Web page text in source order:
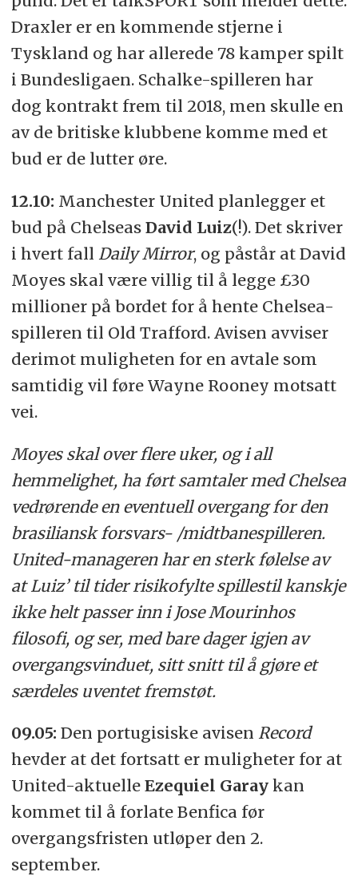
Draxler er en kommende stjerne i
Tyskland og har allerede 78 kamper spilt
i Bundesligaen. Schalke-spilleren har
dog kontrakt frem til 2018, men skulle en
av de britiske klubbene komme med et
bud er de lutter øre.
12.10: Manchester United planlegger et
bud på Chelseas David Luiz(!). Det skriver
i hvert fall Daily Mirror, og påstår at David
Moyes skal være villig til å legge £30
millioner på bordet for å hente Chelsea-
spilleren til Old Trafford. Avisen avviser
derimot muligheten for en avtale som
samtidig vil føre Wayne Rooney motsatt
vei.
Moyes skal over flere uker, og i all
hemmelighet, ha ført samtaler med Chelsea
vedrørende en eventuell overgang for den
brasiliansk forsvars- /midtbanespilleren.
United-manageren har en sterk følelse av
at Luiz’ til tider risikofylte spillestil kanskje
ikke helt passer inn i Jose Mourinhos
filosofi, og ser, med bare dager igjen av
overgangsvinduet, sitt snitt til å gjøre et
særdeles uventet fremstøt.
09.05: Den portugisiske avisen Record
hevder at det fortsatt er muligheter for at
United-aktuelle Ezequiel Garaykan
kommet til å forlate Benfica før
overgangsfristen utløper den 2.
september.